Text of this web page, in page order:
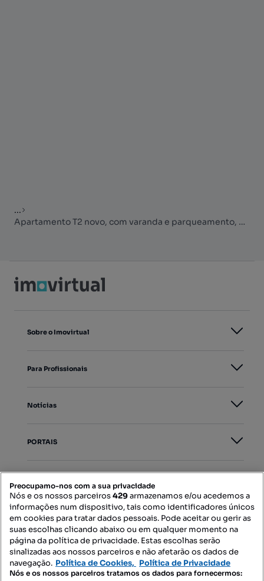
...
Apartamento T2 novo, com varanda e parqueamento, em Matosinhos.
Sobre o Imovirtual
Para Profissionais
Notícias
PORTAIS
Contacte-nos
SIGA-NOS:
Preocupamo-nos com a sua privacidade
Nós e os nossos parceiros429armazenamos e/ou acedemos a
informações num dispositivo, tais como identificadores únicos
em cookies para tratar dados pessoais. Pode aceitar ou gerir as
suas escolhas clicando abaixo ou em qualquer momento na
página da política de privacidade. Estas escolhas serão
sinalizadas aos nossos parceiros e não afetarão os dados de
navegação. Política de Cookies, Política de Privacidade
Nós e os nossos parceiros tratamos os dados para fornecermos: